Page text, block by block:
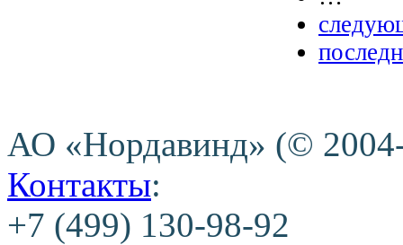
АО «Нордавинд» (©
Контакты:
+7 (499) 130-98-92